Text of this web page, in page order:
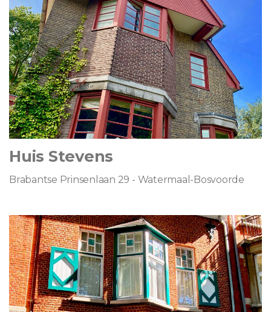
Huis Stevens
Brabantse Prinsenlaan 29 - Watermaal-Bosvoorde